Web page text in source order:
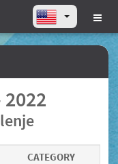
CATEGORY